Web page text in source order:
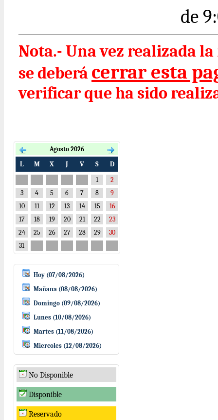
de
Nota.- Una vez realizada
se deberá cerrar esta
verificar que ha sido
Agosto 2026
L M X J V S
D
1
2
3
4 5 6 7 8
9
10
11 12 13 14 15
16
17
18 19 20 21 22
23
24
25 26 27 28 29
30
31
Hoy (07/08/2026)
Mañana (08/08/2026)
Domingo (09/08/2026)
Lunes (10/08/2026)
Martes (11/08/2026)
Miercoles (12/08/2026)
No Disponible
Disponible
Reservado